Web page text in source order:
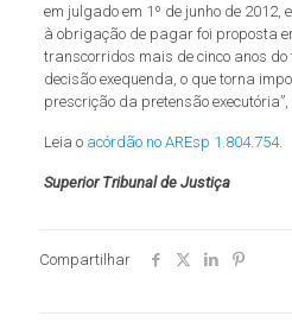
em julgado em 1º de junho de 2012,
à obrigação de pagar foi proposta
transcorridos mais de cinco anos
decisão exequenda, o que torna
prescrição da pretensão executória”,
Leia o acórdão no AREsp 1.804.754.
Superior Tribunal de Justiça
Compartilhar